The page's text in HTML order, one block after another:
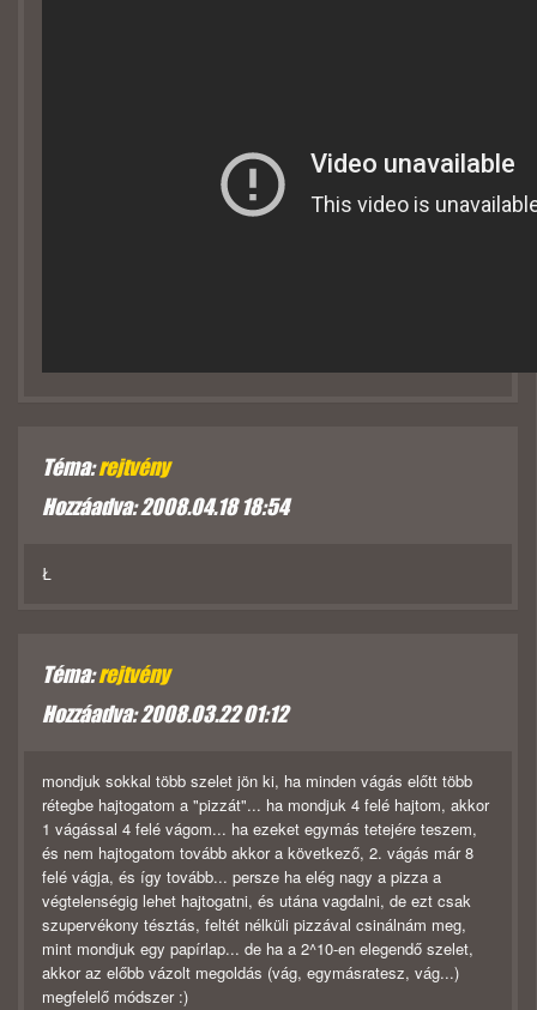
Téma:rejtvény
Hozzáadva: 2008.04.18 18:54
Ł
Téma:rejtvény
Hozzáadva: 2008.03.22 01:12
mondjuk sokkal több szelet jön ki, ha minden vágás előtt több
rétegbe hajtogatom a "pizzát"... ha mondjuk 4 felé hajtom, akkor
1 vágással 4 felé vágom... ha ezeket egymás tetejére teszem,
és nem hajtogatom tovább akkor a következő, 2. vágás már 8
felé vágja, és így tovább... persze ha elég nagy a pizza a
végtelenségig lehet hajtogatni, és utána vagdalni, de ezt csak
szupervékony tésztás, feltét nélküli pizzával csinálnám meg,
mint mondjuk egy papírlap... de ha a 2^10-en elegendő szelet,
akkor az előbb vázolt megoldás (vág, egymásratesz, vág...)
megfelelő módszer :)